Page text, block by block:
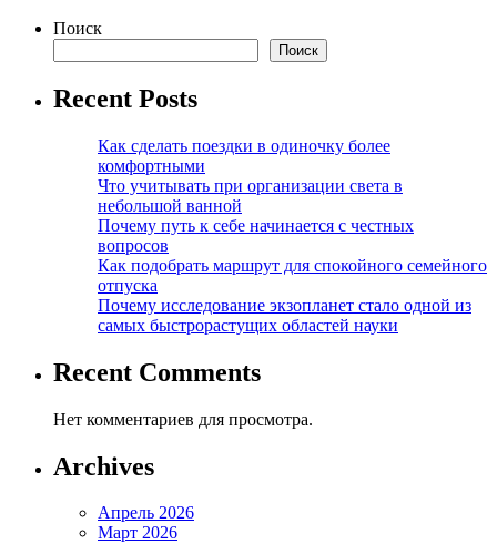
Поиск
Поиск
Recent Posts
Как сделать поездки в одиночку более
комфортными
Что учитывать при организации света в
небольшой ванной
Почему путь к себе начинается с честных
вопросов
Как подобрать маршрут для спокойного семейного
отпуска
Почему исследование экзопланет стало одной из
самых быстрорастущих областей науки
Recent Comments
Нет комментариев для просмотра.
Archives
Апрель 2026
Март 2026